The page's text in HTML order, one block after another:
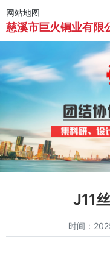
网站地图
慈溪市巨火铜业有限
J11
时间：